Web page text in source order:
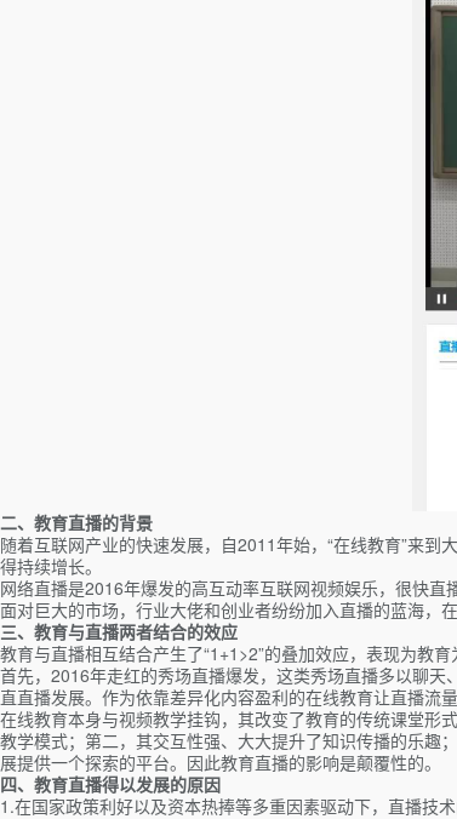
二、教育直播的背景
随着互联网产业的快速发展，自2011年始，“在线教育”来
得持续增长。
网络直播是2016年爆发的高互动率互联网视频娱乐，很快
面对巨大的市场，行业大佬和创业者纷纷加入直播的蓝海，
三、 教育与直播两者结合的效应
教育与直播相互结合产生了“1+1>2”的叠加效应，表现为教
首先，2016年走红的秀场直播爆发，这类秀场直播多以聊
直直播发展。作为依靠差异化内容盈利的在线教育让直播流
在线教育本身与视频教学挂钩，其改变了教育的传统课堂形
教学模式；第二，其交互性强、大大提升了知识传播的乐趣
展提供一个探索的平台。因此教育直播的影响是颠覆性的。
四、教育直播得以发展的原因
1.在国家政策利好以及资本热捧等多重因素驱动下，直播技